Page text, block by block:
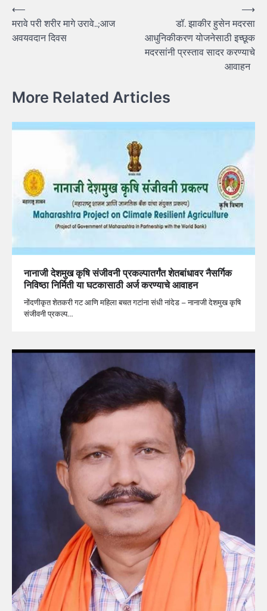
Post
navigation
⟵
मरावे परी शरीर मागे उरावे..;आज
अवयवदान दिवस
डॉ. झाकीर हुसेन मदरसा
आधुनिकीकरण योजनेसाठी इच्छूक
मदरसांनी प्रस्ताव सादर करण्याचे
आवाहन
⟶
More Related Articles
नानाजी देशमुख कृषि संजीवनी प्रकल्पातर्गंत शेतबांधावर नैसर्गिक
निविष्ठा निर्मिती या घटकासाठी अर्ज करण्याचे आवाहन
नोंदणीकृत शेतकरी गट आणि महिला बचत गटांना संधी नांदेड – नानाजी देशमुख कृषि
संजीवनी प्रकल्प…